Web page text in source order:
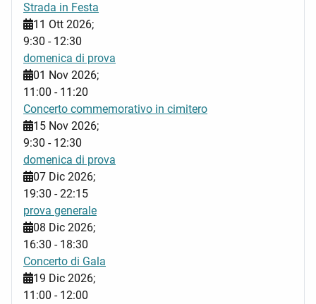
Strada in Festa
11 Ott 2026;
9:30 - 12:30
domenica di prova
01 Nov 2026;
11:00 - 11:20
Concerto commemorativo in cimitero
15 Nov 2026;
9:30 - 12:30
domenica di prova
07 Dic 2026;
19:30 -22:15
prova generale
08 Dic 2026;
16:30 - 18:30
Concerto di Gala
19 Dic 2026;
11:00 - 12:00